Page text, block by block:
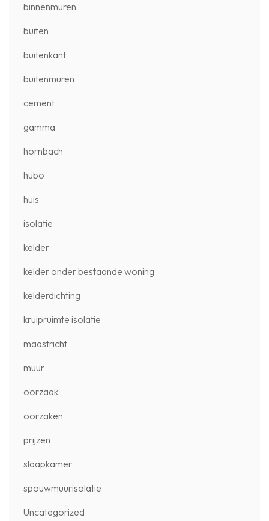
binnenmuren
buiten
buitenkant
buitenmuren
cement
gamma
hornbach
hubo
huis
isolatie
kelder
kelder onder bestaande woning
kelderdichting
kruipruimte isolatie
maastricht
muur
oorzaak
oorzaken
prijzen
slaapkamer
spouwmuurisolatie
Uncategorized